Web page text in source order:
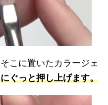
こに置いたカラージェ
ぐっと押し上げます。